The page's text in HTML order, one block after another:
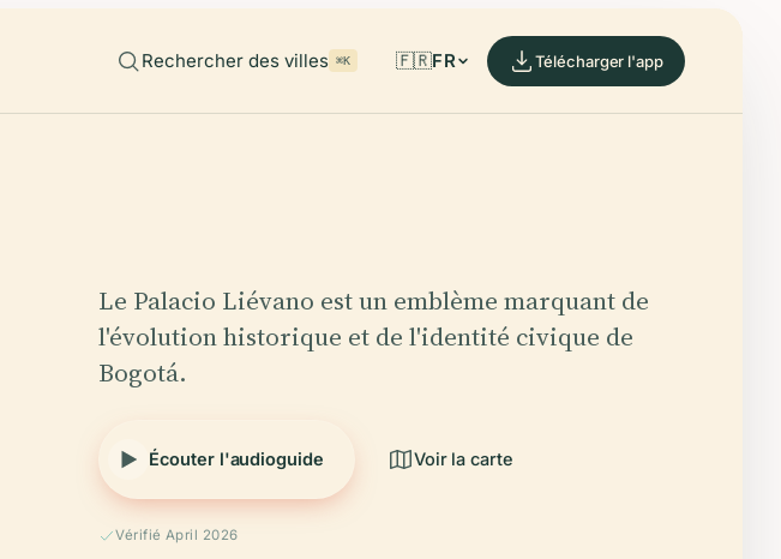
Rechercher des villes ⌘K 🇫🇷FR Télécharger l'app
Le Palacio Liévano est un emblème marquant de
l'évolution historique et de l'identité civique de
Bogotá.
Écouter l'audioguide Voir la carte
Vérifié April 2026